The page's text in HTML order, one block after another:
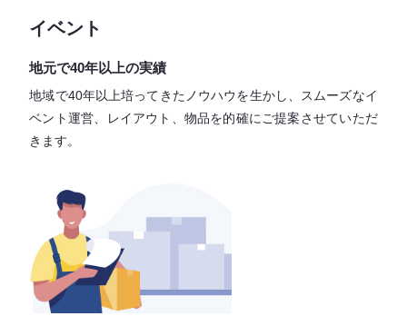
イベント
地元で40年以上の実績
地域で40年以上培ってきたノウハウを生かし、スムーズなイ
ベント運営、レイアウト、物品を的確にご提案させていただ
きます。